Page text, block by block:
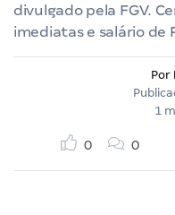
divulgado pela FGV.
imediatas e salário de
Por
1
0 0